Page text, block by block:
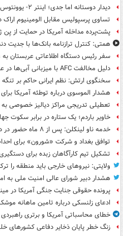
دیدار دوستانه اما جدی؛ اینتر ۲- یوونتوس ۱ +فیلم
تساوی پرسپولیس مقابل الومینیوم اراک
پشت‌پرده مداخله آمریکا در حمایت از
همتی: کنترل ترازنامه بانک‌ها با جدیت
سفر رئیس دستگاه اطلاعاتی عربستان به
دلیل مخالفت AFC با میزبانی آبی‌ها در عراق
سخنگوی ارتش: نظم ایرانی حاکم بر
هشدار الموسوی درباره توطئه آمریکا
تعطیلی تدریجی مراکز دیالیز خصوصی
خاویر باردم؛ یک ستاره در برابر سکوت
خدمه ناو لینکلن: پس از ۸ ماه حضور در دریا خسته و درمانده‌ شدیم
توافق بغداد و شرکت «شورون» برای
تشکیل تیم کارآگاهان زبده برای
ولایتی: نیروهای خارجی باید منطقه را
هشدار دبیر شورای عالی امنیت ملی به
پرونده حقوقی جنایت جنگی آمریکا در
ادعای زلنسکی درباره تامین ماهانه
خطای محاسباتی آمریکا و برتری
زنگ خطر پایان ذخایر دفاعی کشورهای